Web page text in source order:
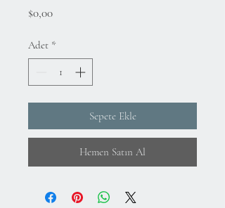
$0,00Fiyat
Adet *
Sepete Ekle
Hemen Satın Al